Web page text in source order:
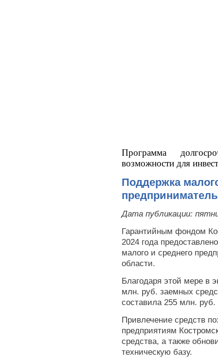
Программа
возможности для
Поддержка
Дата публикации:
Гарантийным фондом
2024 года
малого и среднего
области.
Благодаря этой мере в
млн. руб. заемных
составила 255 млн. руб.
Привлечение средств
предприятиям
средства, а также
техническую базу.